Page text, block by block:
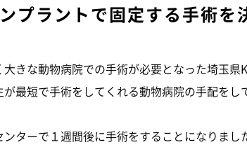
プラントで固定する手術を
きな動物病院での手術が必要となった埼玉県
最短で手術をしてくれる動物病院の手配をし
ンターで１週間後に手術をすることになりま